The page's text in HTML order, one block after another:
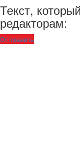
Текст,
редакторам:
Отправить